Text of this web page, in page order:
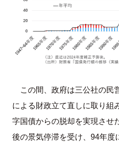
この間、政府は三公社の民
による財政立て直しに取り組
字国債からの脱却を実現させ
後の景気停滞を受け、94年度